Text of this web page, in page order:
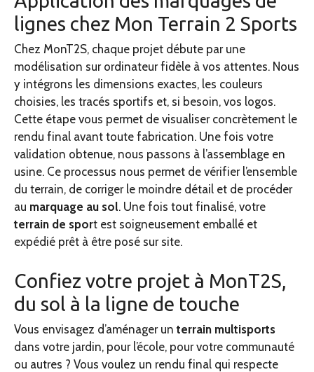
lignes chez Mon Terrain 2 Sports
Chez MonT2S, chaque projet débute par une
modélisation sur ordinateur fidèle à vos attentes. Nous
y intégrons les dimensions exactes, les couleurs
choisies, les tracés sportifs et, si besoin, vos logos.
Cette étape vous permet de visualiser concrètement le
rendu final avant toute fabrication. Une fois votre
validation obtenue, nous passons à l’assemblage en
usine. Ce processus nous permet de vérifier l’ensemble
du terrain, de corriger le moindre détail et de procéder
au marquage au sol. Une fois tout finalisé, votre
terrain de sport est soigneusement emballé et
expédié prêt à être posé sur site.
Confiez votre projet à MonT2S,
du sol à la ligne de touche
Vous envisagez d’aménager unterrain multisports
dans votre jardin, pour l’école, pour votre communauté
ou autres ? Vous voulez un rendu final qui respecte